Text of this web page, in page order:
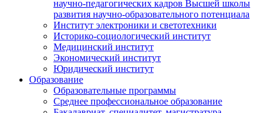
научно-педагогических кадров Высшей школы
развития научно-образовательного потенциала
Институт электроники и светотехники
Историко-социологический институт
Медицинский институт
Экономический институт
Юридический институт
Образование
Образовательные программы
Среднее профессиональное образование